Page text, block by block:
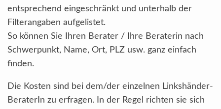
entsprechend eingeschränkt und unterhalb der
Filterangaben aufgelistet.
So können Sie Ihren Berater / Ihre Beraterin nach
Schwerpunkt, Name, Ort, PLZ usw. ganz einfach
finden.
Die Kosten sind bei dem/der einzelnen Linkshänder-
BeraterIn zu erfragen. In der Regel richten sie sich